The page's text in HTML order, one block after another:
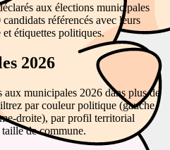
aux élections municipales
référencés avec leurs
et étiquettes politiques.
2026
aux municipales 2026 dans plus de
par couleur politique (gauche,
droite), par profil territorial
de commune.